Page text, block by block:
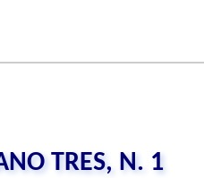
TRES, N. 1